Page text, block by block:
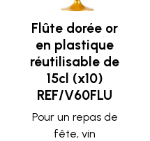
Flûte dorée or
en plastique
réutilisable de
15cl (x10)
REF/V60FLU
Pour un repas de
fête, vin